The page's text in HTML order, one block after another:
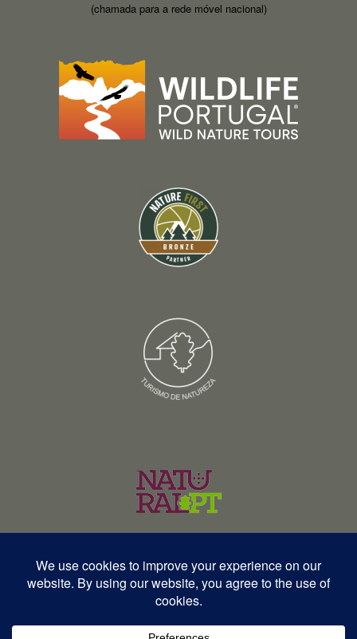
(chamada para a rede móvel nacional)
RNAVT 12577 | RNAAT 369/2025